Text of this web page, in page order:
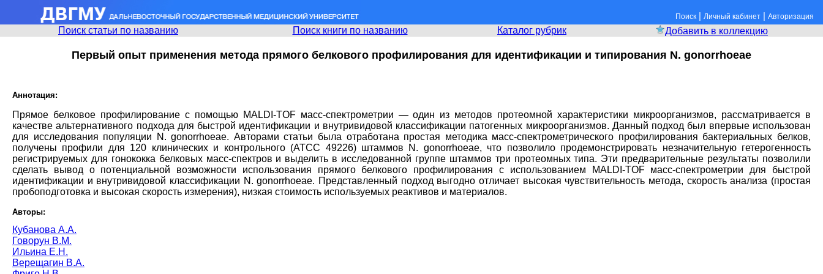
Поиск | Личный кабинет | Авторизация
Поиск статьи по названию Поиск книги по названию Каталог рубрик Добавить в коллекцию
Первый опыт применения метода прямого белкового профилирования для идентификации и типирования N. gonorrhoeae
Аннотация:
Прямое белковое профилирование с помощью MALDI-TOF масс-спектрометрии — один из методов протеомной характеристики микроорганизмов, рассматривается в
качестве альтернативного подхода для быстрой идентификации и внутривидовой классификации патогенных микроорганизмов. Данный подход был впервые использован
для исследования популяции N. gonorrhoeae. Авторами статьи была отработана простая методика масс-спектрометрического профилирования бактериальных белков,
получены профили для 120 клинических и контрольного (АТСС 49226) штаммов N. gonorrhoeae, что позволило продемонстрировать незначительную гетерогенность
регистрируемых для гонококка белковых масс-спектров и выделить в исследованной группе штаммов три протеомных типа. Эти предварительные результаты позволили
сделать вывод о потенциальной возможности использования прямого белкового профилирования с использованием MALDI-TOF масс-спектрометрии для быстрой
идентификации и внутривидовой классификации N. gonorrhoeae. Представленный подход выгодно отличает высокая чувствительность метода, скорость анализа (простая
пробоподготовка и высокая скорость измерения), низкая стоимость используемых реактивов и материалов.
Авторы:
Кубанова А.А.
Говорун В.М.
Ильина Е.Н.
Верещагин В.А.